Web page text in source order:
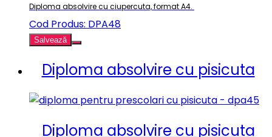
Diploma absolvire cu ciupercuta, format A4.
Cod Produs: DPA48
Salvează
Diploma absolvire cu pisicuta
Diploma absolvire cu pisicuta